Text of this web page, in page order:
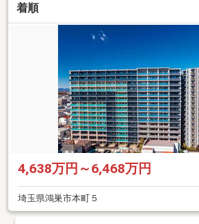
着順
4,638万円～6,468万円
埼玉県鴻巣市本町５